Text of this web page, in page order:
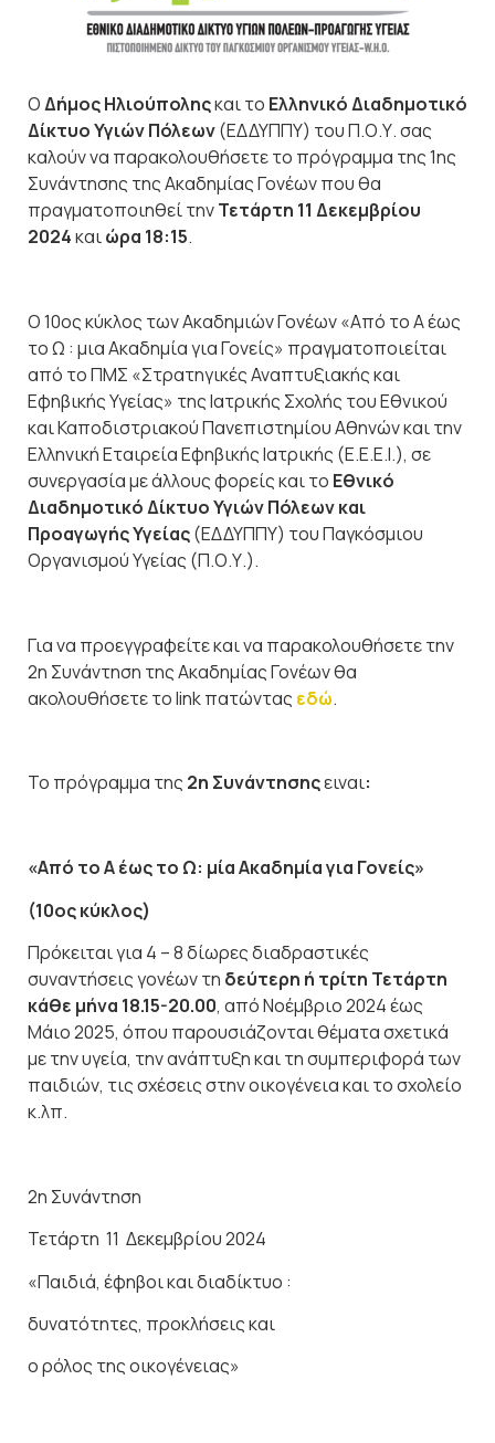
OΔήμος Ηλιούποληςκαι το Ελληνικό Διαδημοτικό
Δίκτυο Υγιών Πόλεων(ΕΔΔΥΠΠΥ) του Π.Ο.Υ. σας
καλούν να παρακολουθήσετε το πρόγραμμα της 1ης
Συνάντησης της Ακαδημίας Γονέων που θα
πραγματοποιηθεί τηνΤετάρτη 11 Δεκεμβρίου
2024καιώρα 18:15.
Ο 10ος κύκλος των Ακαδημιών Γονέων «Από το Α έως
το Ω : μια Ακαδημία για Γονείς» πραγματοποιείται
από το ΠΜΣ «Στρατηγικές Αναπτυξιακής και
Εφηβικής Υγείας» της Ιατρικής Σχολής του Εθνικού
και Καποδιστριακού Πανεπιστημίου Αθηνών και την
Ελληνική Εταιρεία Εφηβικής Ιατρικής (Ε.Ε.Ε.Ι.), σε
συνεργασία με άλλους φορείς και το Εθνικό
Διαδημοτικό Δίκτυο Υγιών Πόλεων και
Προαγωγής Υγείας(ΕΔΔΥΠΠΥ) του Παγκόσμιου
Οργανισμού Υγείας (Π.Ο.Υ.).
Για να προεγγραφείτε και να παρακολουθήσετε την
2η Συνάντηση της Ακαδημίας Γονέων θα
ακολουθήσετε το link πατώντας εδώ.
Το πρόγραμμα της 2η Συνάντησηςειναι:
«Από το Α έως το Ω: μία Ακαδημία για Γονείς»
(10ος κύκλος)
Πρόκειται για 4 – 8 δίωρες διαδραστικές
συναντήσεις γονέων τη δεύτερη ή τρίτη Τετάρτη
κάθε μήνα 18.15-20.00, από Νοέμβριο 2024 έως
Μάιο 2025, όπου παρουσιάζονται θέματα σχετικά
με την υγεία, την ανάπτυξη και τη συμπεριφορά των
παιδιών, τις σχέσεις στην οικογένεια και το σχολείο
κ.λπ.
2η Συνάντηση
Τετάρτη 11 Δεκεμβρίου 2024
«Παιδιά, έφηβοι και διαδίκτυο :
δυνατότητες, προκλήσεις και
ο ρόλος της οικογένειας»